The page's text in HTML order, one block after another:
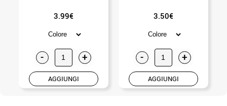
3.99€
- +
AGGIUNGI
3.50€
- +
AGGIUNGI